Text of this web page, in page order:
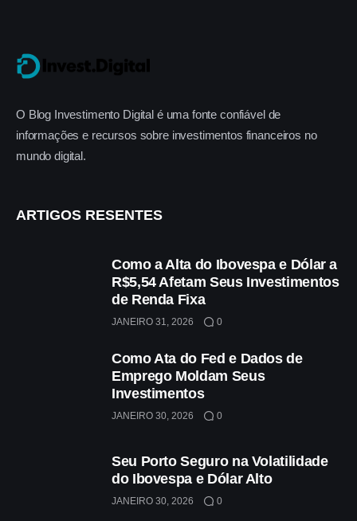
O Blog Investimento Digital é uma fonte confiável de
informações e recursos sobre investimentos financeiros no
mundo digital.
ARTIGOS RESENTES
Como a Alta do Ibovespa e Dólar a
R$5,54 Afetam Seus Investimentos
de Renda Fixa
JANEIRO 31, 2026 0
Como Ata do Fed e Dados de
Emprego Moldam Seus
Investimentos
JANEIRO 30, 2026 0
Seu Porto Seguro na Volatilidade
do Ibovespa e Dólar Alto
JANEIRO 30, 2026 0